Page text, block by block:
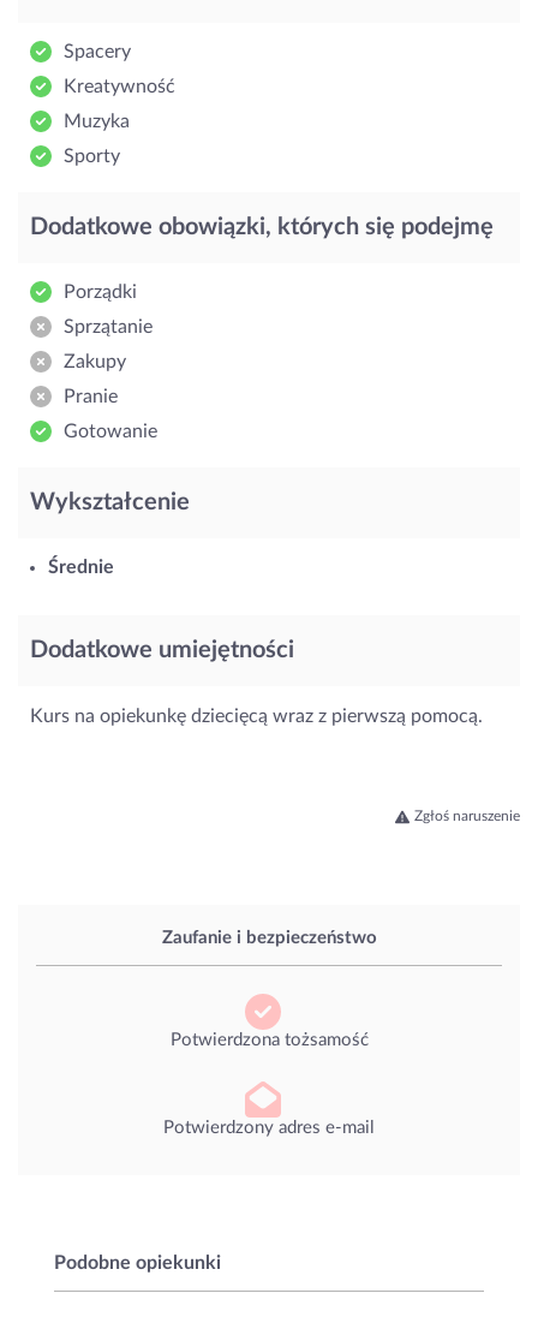
Zaufanie i bezpieczeństwo
Potwierdzona tożsamość
Potwierdzony adres e-mail
Podobne opiekunki
Spacery
Kreatywność
Muzyka
Sporty
Dodatkowe obowiązki, których się podejmę
Porządki
Sprzątanie
Zakupy
Pranie
Gotowanie
Wykształcenie
Średnie
Dodatkowe umiejętności
Kurs na opiekunkę dziecięcą wraz z pierwszą pomocą.
Zgłoś naruszenie